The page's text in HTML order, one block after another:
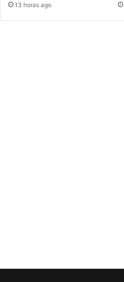
13 horas ago